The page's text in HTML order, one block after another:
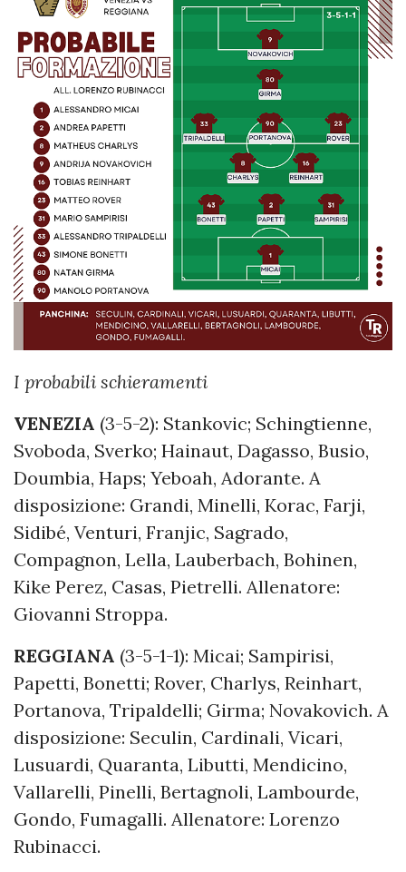
I probabili schieramenti
VENEZIA (3-5-2): Stankovic; Schingtienne,
Svoboda, Sverko; Hainaut, Dagasso, Busio,
Doumbia, Haps; Yeboah, Adorante. A
disposizione: Grandi, Minelli, Korac, Farji,
Sidibé, Venturi, Franjic, Sagrado,
Compagnon, Lella, Lauberbach, Bohinen,
Kike Perez, Casas, Pietrelli. Allenatore:
Giovanni Stroppa.
REGGIANA (3-5-1-1): Micai; Sampirisi,
Papetti, Bonetti; Rover, Charlys, Reinhart,
Portanova, Tripaldelli; Girma; Novakovich. A
disposizione: Seculin, Cardinali, Vicari,
Lusuardi, Quaranta, Libutti, Mendicino,
Vallarelli, Pinelli, Bertagnoli, Lambourde,
Gondo, Fumagalli. Allenatore: Lorenzo
Rubinacci.